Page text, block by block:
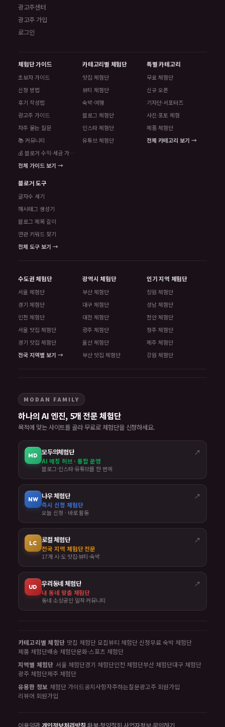
광고주센터
광고주 가입
로그인
체험단 가이드
초보자 가이드
신청 방법
후기 작성법
광고주 가이드
자주 묻는 질문
📚 커뮤니티
💰 블로거 수익·세금 가이드
전체 가이드 보기 →
카테고리별 체험단
맛집 체험단
뷰티 체험단
숙박·여행
블로그 체험단
인스타 체험단
유튜브 체험단
특별 카테고리
무료 체험단
신규 오픈
기자단·서포터즈
사진·포토 체험
제품 체험단
전체 카테고리 보기 →
블로거 도구
글자수 세기
해시태그 생성기
블로그 제목 길이
연관 키워드 찾기
전체 도구 보기 →
수도권 체험단
서울 체험단
경기 체험단
인천 체험단
서울 맛집 체험단
경기 맛집 체험단
전국 지역별 보기 →
광역시 체험단
부산 체험단
대구 체험단
대전 체험단
광주 체험단
울산 체험단
부산 맛집 체험단
인기 지역 체험단
창원 체험단
성남 체험단
천안 체험단
청주 체험단
제주 체험단
강원 체험단
MODAN FAMILY
하나의 AI 엔진, 5개 전문 체험단
목적에 맞는 사이트를 골라 무료로 체험단을 신청하세요.
MD 모두의체험단 ↗
AI 매칭 허브 · 통합 운영
블로그·인스타·유튜브를 한 번에
NW 나우 체험단 ↗
즉시 신청 체험단
오늘 신청 · 바로 활동
LC 로컬 체험단 ↗
전국 지역 체험단 전문
17개 시·도 맛집·뷰티·숙박
UD 우리동네 체험단 ↗
내 동네 맞춤 체험단
동네 소상공인 밀착 커뮤니티
카테고리별 체험단 맛집 체험단 모집뷰티 체험단 신청무료 숙박 체험단
제품 체험단배송 체험단문화·스포츠 체험단
지역별 체험단 서울 체험단경기 체험단인천 체험단부산 체험단대구 체험단
광주 체험단제주 체험단
유용한 정보 체험단 가이드공지사항자주하는질문광고주 회원가입
리뷰어 회원가입